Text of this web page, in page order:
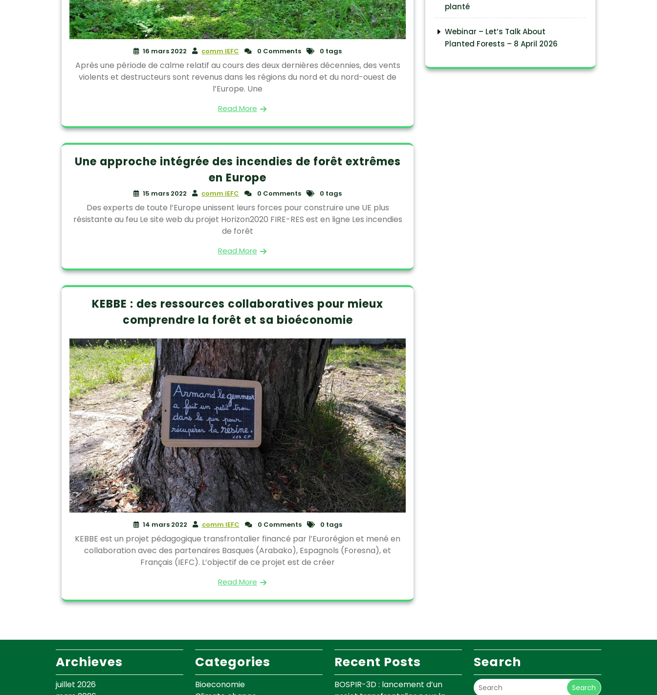
16 mars 2022 comm IEFC 0 Comments 0 tags
Après une période de calme relatif au cours des deux dernières décennies, des vents
violents et destructeurs sont revenus dans les régions du nord et du nord-ouest de
l’Europe. Une
Read More
Une approche intégrée des incendies de forêt extrêmes
en Europe
15 mars 2022 comm IEFC 0 Comments 0 tags
Des experts de toute l’Europe unissent leurs forces pour construire une UE plus
résistante au feu Le site web du projet Horizon2020 FIRE-RES est en ligne Les incendies
de forêt
Read More
KEBBE : des ressources collaboratives pour mieux
comprendre la forêt et sa bioéconomie
14 mars 2022 comm IEFC 0 Comments 0 tags
KEBBE est un projet pédagogique transfrontalier financé par l’Eurorégion et mené en
collaboration avec des partenaires Basques (Arabako), Espagnols (Foresna), et
Français (IEFC). L’objectif de ce projet est de créer
Read More
planté
Webinar – Let’s Talk About
Planted Forests – 8 April 2026
Archieves
juillet 2026
Categories
Bioeconomie
Recent Posts
BOSPIR-3D : lancement d’un
Search
Search